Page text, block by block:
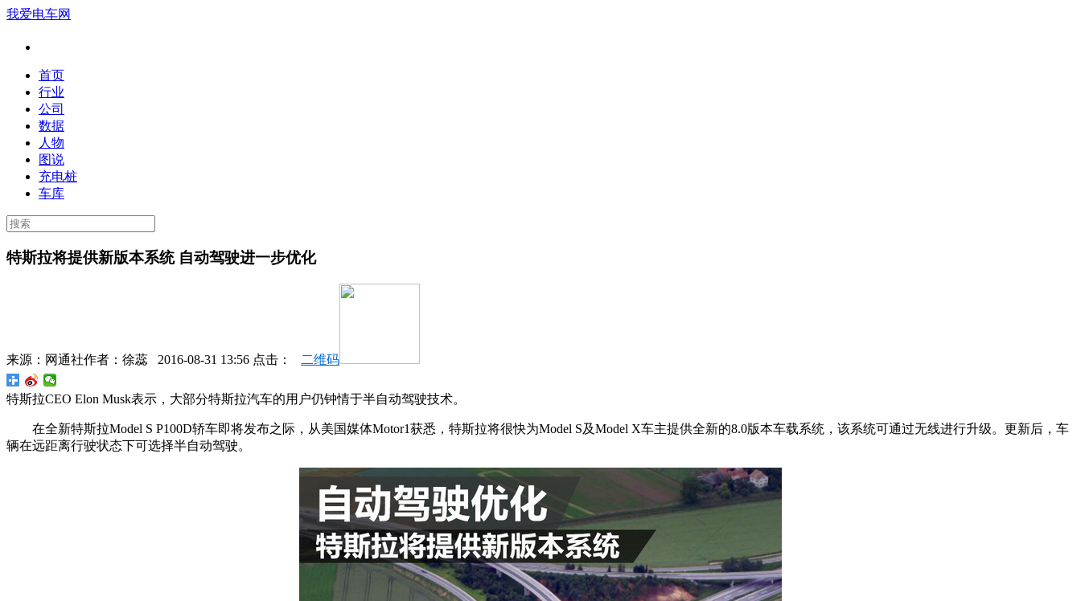
我爱电车网
首页
行业
公司
数据
人物
图说
充电桩
车库
特斯拉将提供新版本系统 自动驾驶进一步优化
来源： 网通社作者： 徐蕊 2016-08-31 13:56 点击： 二维码
特斯拉CEO Elon Musk表示，大部分特斯拉汽车的用户仍钟情于半自动驾驶技术。
在全新特斯拉Model S P100D轿车即将发布之际，从美国媒体Motor1获悉，特斯拉将很快为Model S及Model X车主提供全新的8.0版本车载系统，该系统可通过无线进行升级。更新后，车
辆在远距离行驶状态下可选择半自动驾驶。